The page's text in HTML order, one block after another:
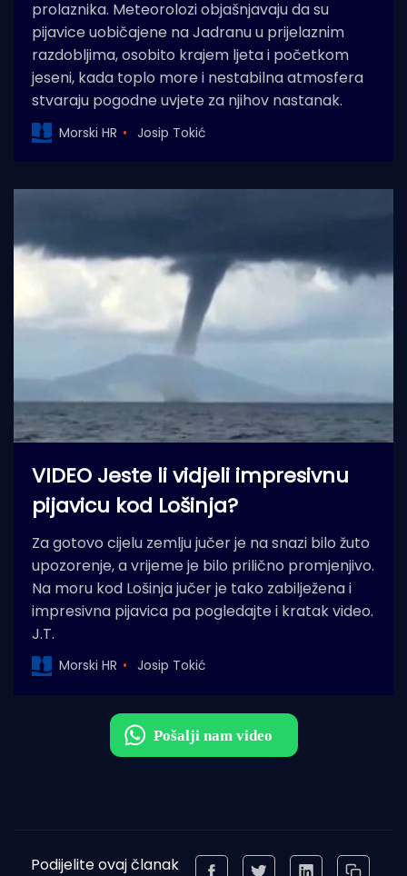
prolaznika. Meteorolozi objašnjavaju da su
pijavice uobičajene na Jadranu u prijelaznim
razdobljima, osobito krajem ljeta i početkom
jeseni, kada toplo more i nestabilna atmosfera
stvaraju pogodne uvjete za njihov nastanak.
Morski HR Josip Tokić
VIDEO Jeste li vidjeli impresivnu
pijavicu kod Lošinja?
Za gotovo cijelu zemlju jučer je na snazi bilo žuto
upozorenje, a vrijeme je bilo prilično promjenjivo.
Na moru kod Lošinja jučer je tako zabilježena i
impresivna pijavica pa pogledajte i kratak video.
J.T.
Morski HR Josip Tokić
Podijelite ovaj članak